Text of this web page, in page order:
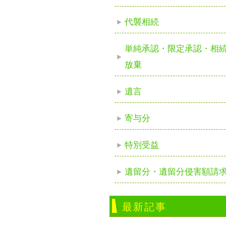
代襲相続
単純承認・限定承認・相
放棄
遺言
寄与分
特別受益
遺留分・遺留分侵害額請
最新記事